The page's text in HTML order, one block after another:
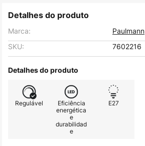
Detalhes do produto
Marca:
Paulmann
SKU:
7602216
Detalhes do produto
Regulável
Eficiência
energética
e
durabilidad
e
E27